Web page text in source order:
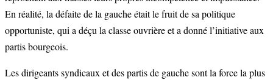
En réalité, la défaite de la gauche était le fruit de sa politique
opportuniste, qui a déçu la classe ouvrière et a donné l’initiative aux
partis bourgeois.
Les dirigeants syndicaux et des partis de gauche sont la force la plus